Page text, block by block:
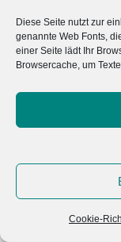
Diese Seite nutzt zur
genannte Web Fonts,
einer Seite lädt Ihr
Browsercache, um
Cookie-
Hochschulen
Impressum